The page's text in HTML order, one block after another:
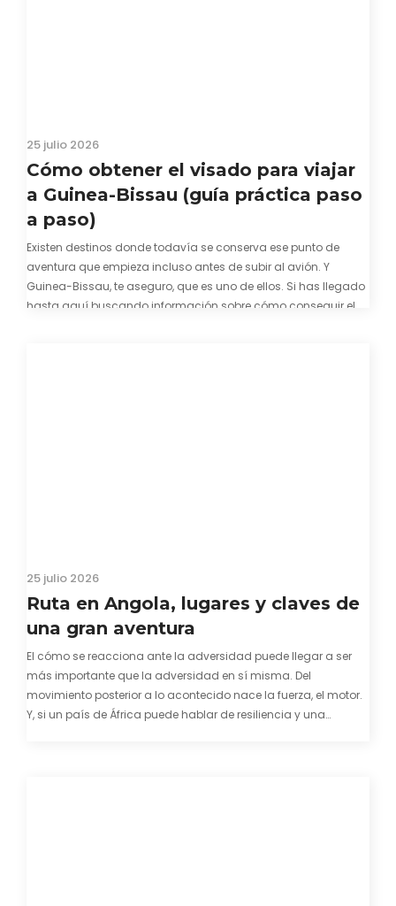
25 julio 2026
Cómo obtener el visado para viajar
a Guinea-Bissau (guía práctica paso
a paso)
Existen destinos donde todavía se conserva ese punto de
aventura que empieza incluso antes de subir al avión. Y
Guinea-Bissau, te aseguro, que es uno de ellos. Si has llegado
hasta aquí buscando información sobre cómo conseguir el
25 julio 2026
Ruta en Angola, lugares y claves de
una gran aventura
El cómo se reacciona ante la adversidad puede llegar a ser
más importante que la adversidad en sí misma. Del
movimiento posterior a lo acontecido nace la fuerza, el motor.
Y, si un país de África puede hablar de resiliencia y una